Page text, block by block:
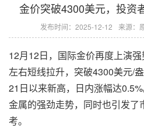
金价突破4300美元，投资
发布时间：2025-12-12 来源：
12月12日，国际金价再度上演
左右短线拉升，突破4300美元/
21日以来新高，日内涨幅达
金属的强劲走势，同时也引发了
考。